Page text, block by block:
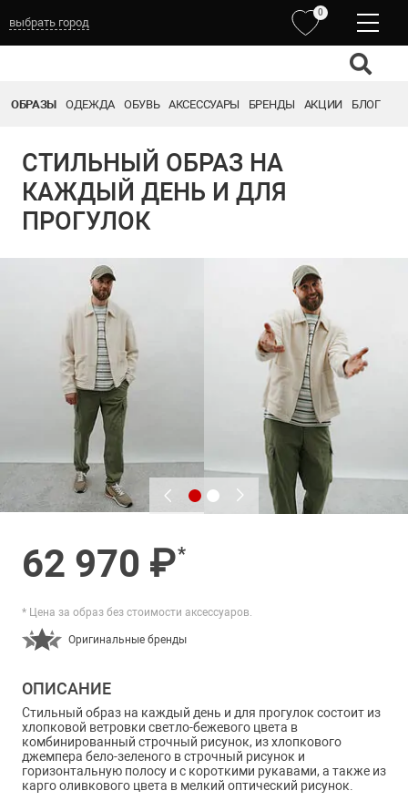
выбрать город
0
ОБРАЗЫ ОДЕЖДА ОБУВЬ АКСЕССУАРЫ БРЕНДЫ АКЦИИ БЛОГ
СТИЛЬНЫЙ ОБРАЗ НА
КАЖДЫЙ ДЕНЬ И ДЛЯ
ПРОГУЛОК
62 970 ₽*
* Цена за образ без стоимости аксессуаров.
Оригинальные бренды
ОПИСАНИЕ
Стильный образ на каждый день и для прогулок состоит из
хлопковой ветровки светло-бежевого цвета в
комбинированный строчный рисунок, из хлопкового
джемпера бело-зеленого в строчный рисунок и
горизонтальную полосу и с короткими рукавами, а также из
карго оливкового цвета в мелкий оптический рисунок.